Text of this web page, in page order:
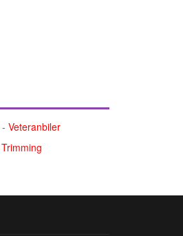
- Veteranbiler
Trimming